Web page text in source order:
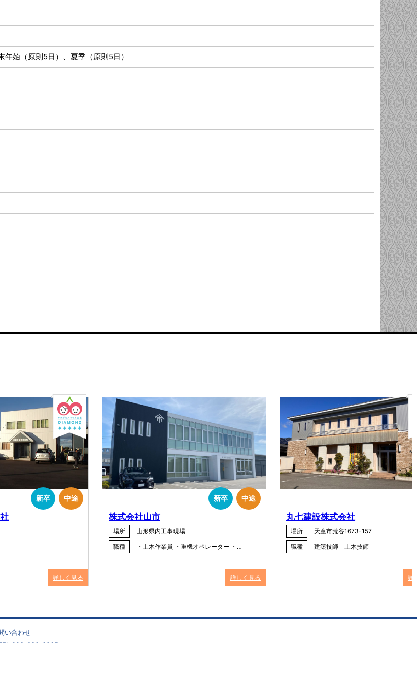
始（原則5日）、夏季（原則5日）
新卒 中途
詳しく見る
新卒 中途
株式会社山市
場所
山形県内工事現場
職種
・土木作業員 ・重機オペレーター ・…
詳しく見る
丸七建設株式会社
場所
天童市荒谷1673-157
職種
建築技師 土木技師
詳
い合わせ
630-3265